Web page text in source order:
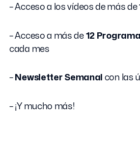
– Acceso a los vídeos de más de
– Acceso a más de 12
cada mes
– Newsletter Semanal con las
– ¡Y mucho más!